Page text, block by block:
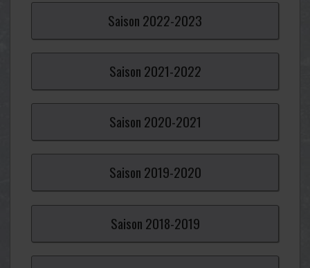
Saison 2022-2023
Saison 2021-2022
Saison 2020-2021
Saison 2019-2020
Saison 2018-2019